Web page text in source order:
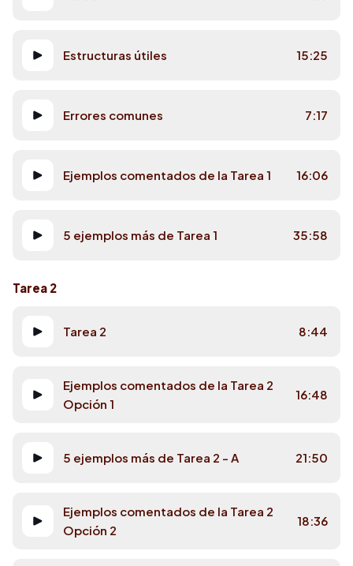
Estructuras útiles 15:25
Errores comunes 7:17
Ejemplos comentados de la Tarea 1 16:06
5 ejemplos más de Tarea 1 35:58
Tarea 2
Tarea 2 8:44
Ejemplos comentados de la Tarea 2
Opción 1
16:48
5 ejemplos más de Tarea 2 - A 21:50
Ejemplos comentados de la Tarea 2
Opción 2
18:36